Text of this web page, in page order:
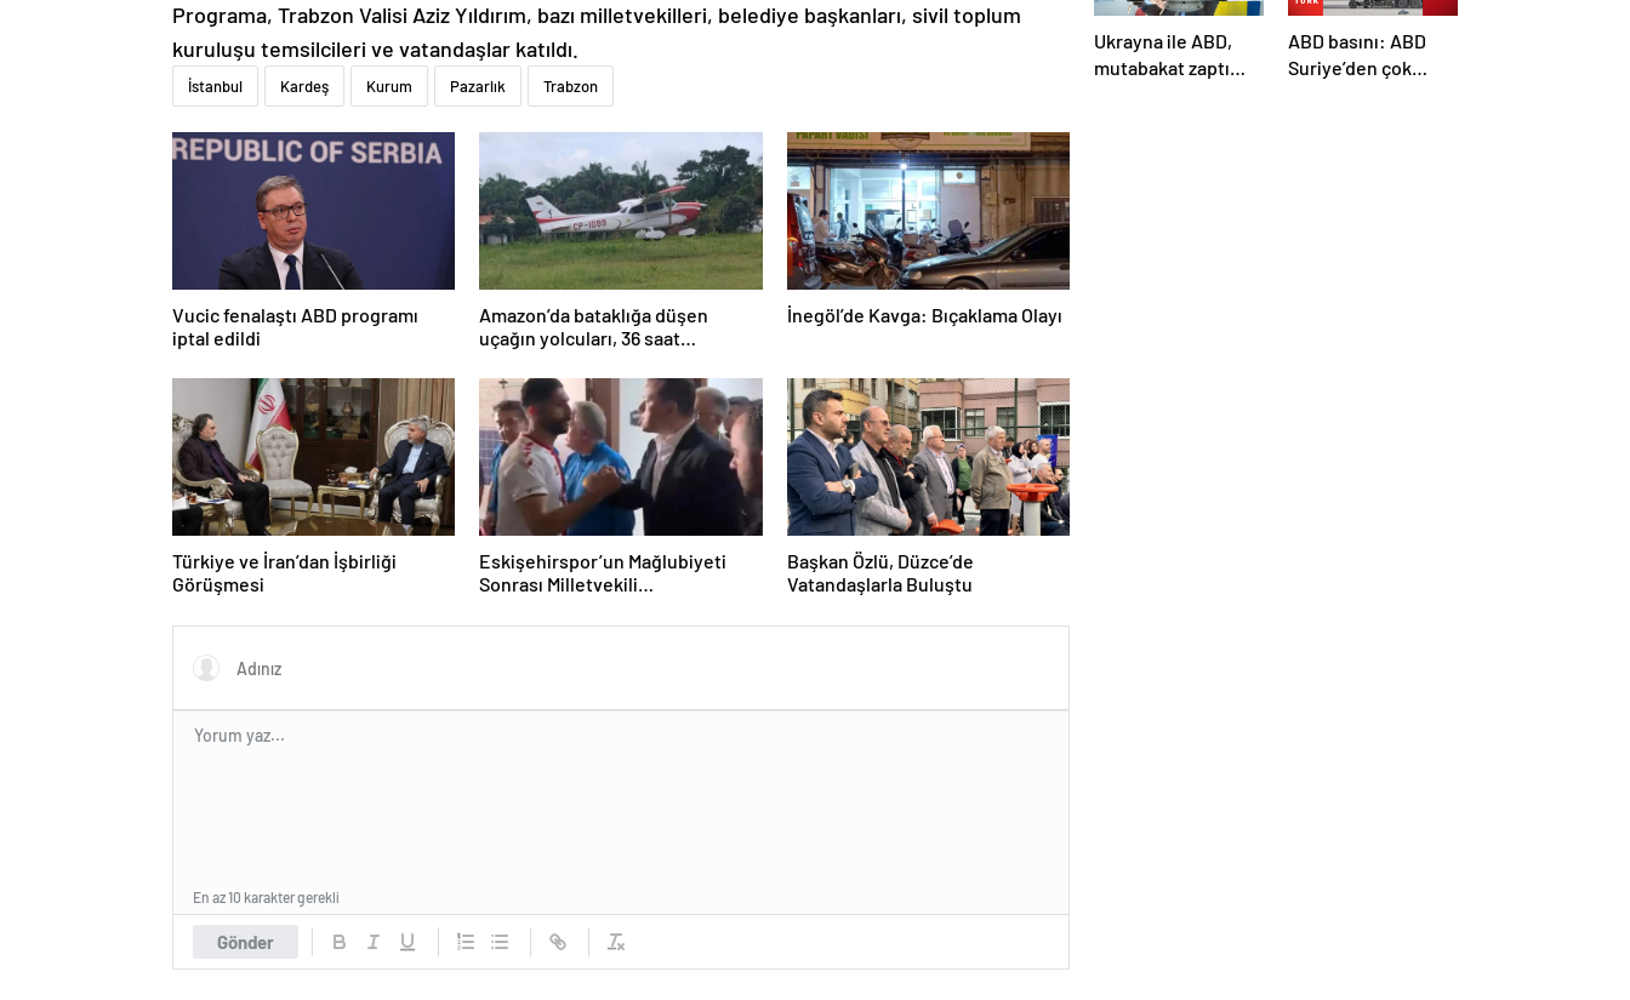
Programa, Trabzon Valisi Aziz Yıldırım, bazı milletvekilleri, belediye başkanları, sivil toplum
kuruluşu temsilcileri ve vatandaşlar katıldı.
İstanbul Kardeş Kurum Pazarlık Trabzon
Vucic fenalaştı ABD programı
iptal edildi
Amazon’da bataklığa düşen
uçağın yolcuları, 36 saat
İnegöl’de Kavga: Bıçaklama Olayı
Türkiye ve İran’dan İşbirliği
Görüşmesi
Eskişehirspor’un Mağlubiyeti
Sonrası Milletvekili
Başkan Özlü, Düzce’de
Vatandaşlarla Buluştu
Gönder
En az 10 karakter gerekli
Ukrayna ile ABD,
mutabakat zaptı
ABD basını: ABD
Suriye’den çok